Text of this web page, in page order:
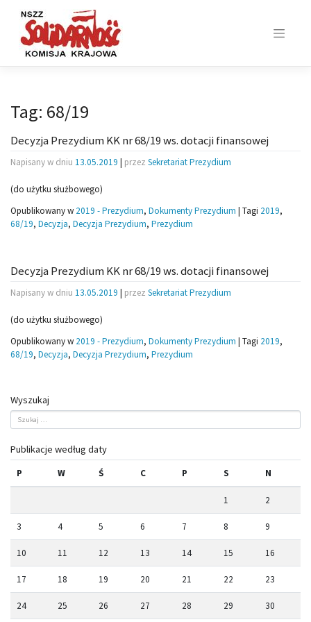
content
Tag: 68/19
Decyzja Prezydium KK nr 68/19 ws. dotacji finansowej
Napisany w dniu 13.05.2019 | przez Sekretariat Prezydium
(do użytku służbowego)
Opublikowany w 2019 - Prezydium, Dokumenty Prezydium | Tagi 2019,
68/19, Decyzja, Decyzja Prezydium, Prezydium
Decyzja Prezydium KK nr 68/19 ws. dotacji finansowej
Napisany w dniu 13.05.2019 | przez Sekretariat Prezydium
(do użytku służbowego)
Opublikowany w 2019 - Prezydium, Dokumenty Prezydium | Tagi 2019,
68/19, Decyzja, Decyzja Prezydium, Prezydium
Wyszukaj
Publikacje według daty
P W Ś C P S N
1 2
3 4 5 6 7 8 9
10 11 12 13 14 15 16
17 18 19 20 21 22 23
24 25 26 27 28 29 30